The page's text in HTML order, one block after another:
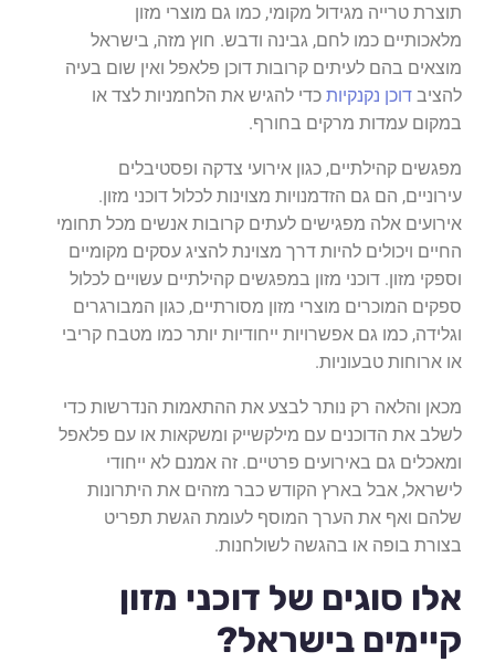
תוצרת טרייה מגידול מקומי, כמו גם מוצרי מזון
מלאכותיים כמו לחם, גבינה ודבש. חוץ מזה, בישראל
מוצאים בהם לעיתים קרובות דוכן פלאפל ואין שום בעיה
להציב דוכן נקנקיות כדי להגיש את הלחמניות לצד או
במקום עמדות מרקים בחורף.
מפגשים קהילתיים, כגון אירועי צדקה ופסטיבלים
עירוניים, הם גם הזדמנויות מצוינות לכלול דוכני מזון.
אירועים אלה מפגישים לעתים קרובות אנשים מכל תחומי
החיים ויכולים להיות דרך מצוינת להציג עסקים מקומיים
וספקי מזון. דוכני מזון במפגשים קהילתיים עשויים לכלול
ספקים המוכרים מוצרי מזון מסורתיים, כגון המבורגרים
וגלידה, כמו גם אפשרויות ייחודיות יותר כמו מטבח קריבי
או ארוחות טבעוניות.
מכאן והלאה רק נותר לבצע את ההתאמות הנדרשות כדי
לשלב את הדוכנים עם מילקשייק ומשקאות או עם פלאפל
ומאכלים גם באירועים פרטיים. זה אמנם לא ייחודי
לישראל, אבל בארץ הקודש כבר מזהים את היתרונות
שלהם ואף את הערך המוסף לעומת הגשת תפריט
בצורת בופה או בהגשה לשולחנות.
אלו סוגים של דוכני מזון
קיימים בישראל?